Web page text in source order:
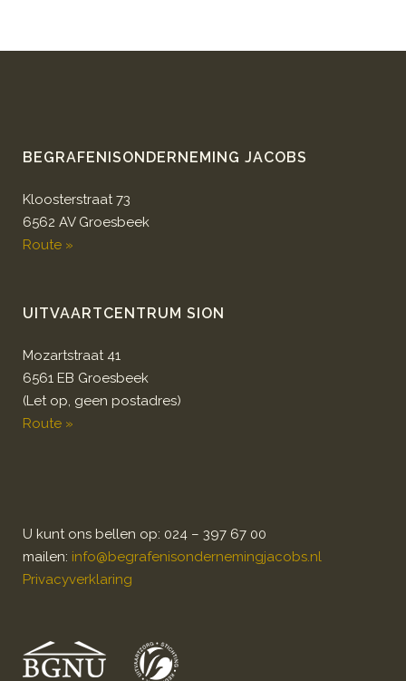
BEGRAFENISONDERNEMING JACOBS
Kloosterstraat 73
6562 AV Groesbeek
Route »
UITVAARTCENTRUM SION
Mozartstraat 41
6561 EB Groesbeek
(Let op, geen postadres)
Route »
U kunt ons bellen op: 024 – 397 67 00
mailen: info@begrafenisondernemingjacobs.nl
Privacyverklaring